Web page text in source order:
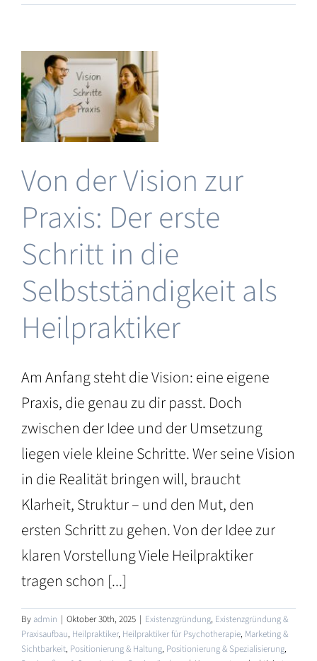
neue
Von der Vision zur
Praxis: Der erste
Schritt in die
Selbstständigkeit als
Heilpraktiker
Am Anfang steht die Vision: eine eigene
Praxis, die genau zu dir passt. Doch
zwischen der Idee und der Umsetzung
liegen viele kleine Schritte. Wer seine Vision
in die Realität bringen will, braucht
Klarheit, Struktur – und den Mut, den
ersten Schritt zu gehen. Von der Idee zur
klaren Vorstellung Viele Heilpraktiker
tragen schon [...]
Byadmin | Oktober 30th, 2025 | Existenzgründung, Existenzgründung &
Praxisaufbau, Heilpraktiker, Heilpraktiker für Psychotherapie, Marketing &
Sichtbarkeit, Positionierung & Haltung, Positionierung & Spezialisierung,